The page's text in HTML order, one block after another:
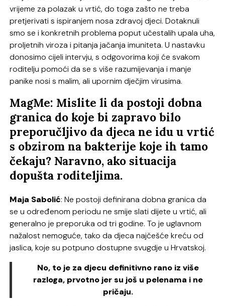
vrijeme za polazak u vrtić, do toga zašto ne treba
pretjerivati s ispiranjem nosa zdravoj djeci. Dotaknuli
smo se i konkretnih problema poput učestalih upala uha,
proljetnih viroza i pitanja jačanja imuniteta. U nastavku
donosimo cijeli intervju, s odgovorima koji će svakom
roditelju pomoći da se s više razumijevanja i manje
panike nosi s malim, ali upornim dječjim virusima.
MagMe: Mislite li da postoji dobna
granica do koje bi zapravo bilo
preporučljivo da djeca ne idu u vrtić
s obzirom na bakterije koje ih tamo
čekaju? Naravno, ako situacija
dopušta roditeljima.
Maja Sabolić: Ne postoji definirana dobna granica da
se u određenom periodu ne smije slati dijete u vrtić, ali
generalno je preporuka od tri godine. To je uglavnom
nažalost nemoguće, tako da djeca najčešće kreću od
jaslica, koje su potpuno dostupne svugdje u Hrvatskoj.
No, to je za djecu definitivno rano iz više
razloga, prvotno jer su još u pelenama i ne
pričaju.